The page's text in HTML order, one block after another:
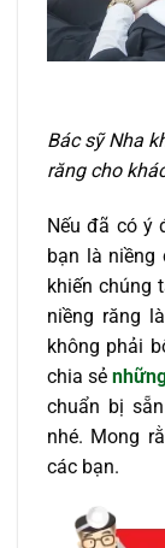
Bác sỹ Nha
răng cho
Nếu đã có ý
bạn là niềng
khiến chúng
niềng răng
không phải
chia sẻ
chuẩn bị
nhé. Mong
các bạn.